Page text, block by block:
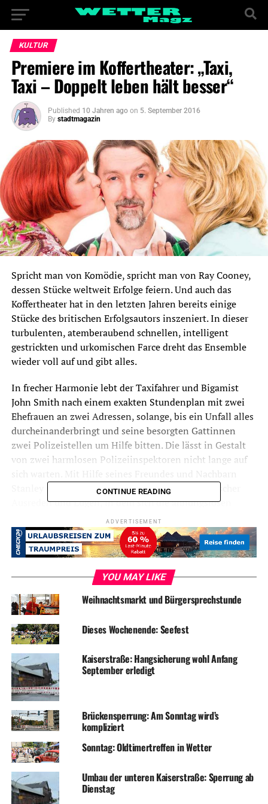
KULTUR
Premiere im Koffertheater: „Taxi,
Taxi – Doppelt leben hält besser“
Published 10 Jahren ago on 5. September 2016
By stadtmagazin
Spricht man von Komödie, spricht man von Ray Cooney,
dessen Stücke weltweit Erfolge feiern. Und auch das
Koffertheater hat in den letzten Jahren bereits einige
Stücke des britischen Erfolgsautors inszeniert. In dieser
turbulenten, atemberaubend schnellen, intelligent
gestrickten und urkomischen Farce dreht das Ensemble
wieder voll auf und gibt alles.
In frecher Harmonie lebt der Taxifahrer und Bigamist
John Smith nach einem exakten Stundenplan mit zwei
Ehefrauen an zwei Adressen, solange, bis ein Unfall alles
durcheinanderbringt und seine besorgten Gattinnen
zwei Polizeistellen um Hilfe bitten. Die lässt in Gestalt
von zwei harmlosen Polizeiinspektoren nicht lange auf
Stanley führt John sie in ein Labyrinth phantastischer
Ausreden und Lügen, in dem sich die ahnungslosen
Ehefrauen Mary und Barbara in Transvestiten und
hysterische Nonnen verwandeln, während der wendige
John den entsetzten Stanley mal zum Kind, mal zum
homosexuellen Verführer umdichtet. Keinen Ausweg gibt
es aus dem Irrgarten, in dem kein Auge trocken und
keine Wahrheit übrig bleibt, bis beide Ordnungshüter
(und das Publikum) dem Gesetz der Verrücktheit
erliegen.
Die Frankfurter Rundschau sagt über dieses Stück
„Schierer Komödien-Wahnsinn … bester britischer
Boulevard“
Die Besetzung: Peter Steinmeyer, Annette Montag,
Denise Förster, Heiko Gleichmann, Nils Findling, Frank
Hebenstreit, Niklas Peternek, Lucas Brändle, Laura Utzig
Regie: Sabine Gruß
CONTINUE READING
ADVERTISEMENT
YOU MAY LIKE
Weihnachtsmarkt und Bürgersprechstunde
Dieses Wochenende: Seefest
Kaiserstraße: Hangsicherung wohl Anfang
September erledigt
Brückensperrung: Am Sonntag wird’s
kompliziert
Sonntag: Oldtimertreffen in Wetter
Umbau der unteren Kaiserstraße: Sperrung ab
Dienstag